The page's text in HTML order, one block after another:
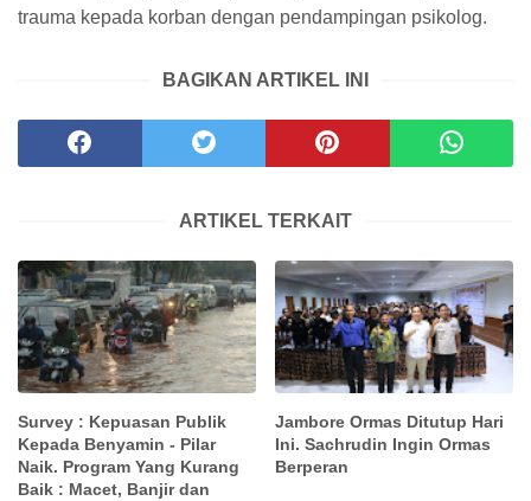
trauma kepada korban dengan pendampingan psikolog.
BAGIKAN ARTIKEL INI
ARTIKEL TERKAIT
Survey : Kepuasan Publik
Kepada Benyamin - Pilar
Naik. Program Yang Kurang
Baik : Macet, Banjir dan
Jambore Ormas Ditutup Hari
Ini. Sachrudin Ingin Ormas
Berperan